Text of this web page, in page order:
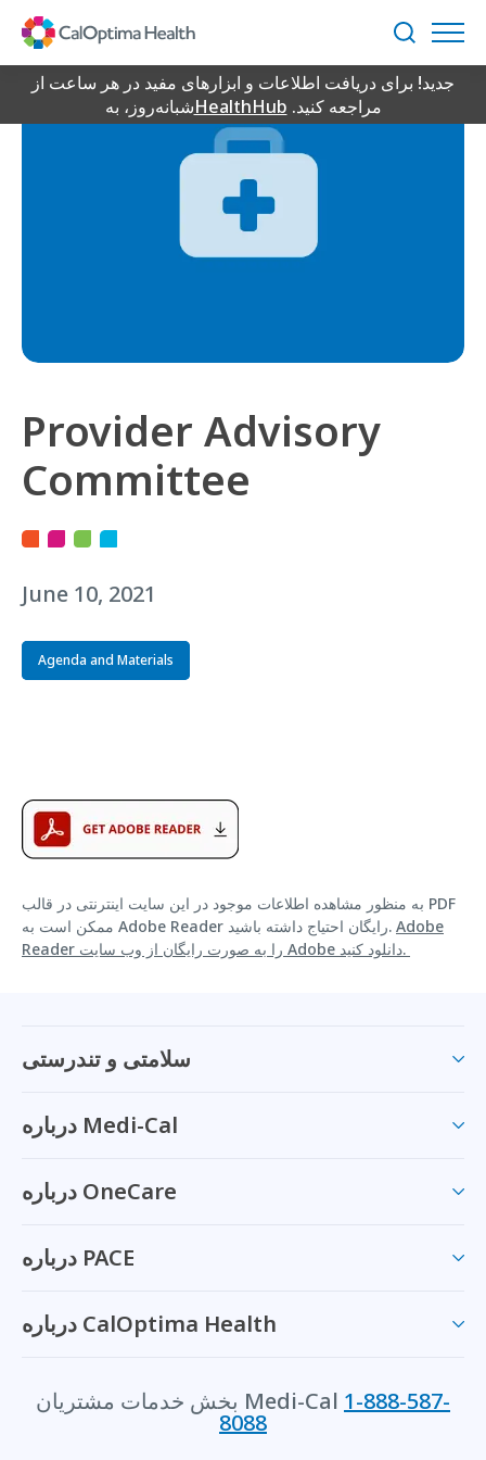
Content
جستجو
جدید! برای دریافت اطلاعات و ابزارهای مفید در هر ساعت از
شبانه‌روز، بهHealthHub مراجعه کنید.
Provider Advisory
Committee
June 10, 2021
Agenda and Materials
به منظور مشاهده اطلاعات موجود در این سایت اینترنتی در قالب PDF
ممکن است به Adobe Reader رایگان احتیاج داشته باشید. Adobe
Reader را به صورت رایگان از وب سایت Adobe دانلود کنید.
سلامتی و تندرستی
درباره Medi-Cal
درباره OneCare
درباره PACE
درباره CalOptima Health
بخش خدمات مشتریان Medi-Cal 1-888-587-
8088